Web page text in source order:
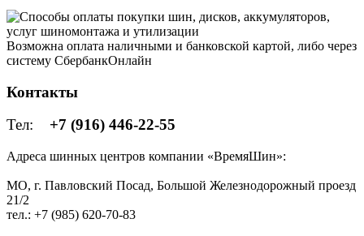
Возможна оплата наличными и банковской картой, либо через
систему СбербанкОнлайн
Контакты
Тел: +7 (916) 446-22-55
Адреса шинных центров компании «ВремяШин»:
МО, г. Павловский Посад, Большой Железнодорожный проезд
21/2
тел.: +7 (985) 620-70-83